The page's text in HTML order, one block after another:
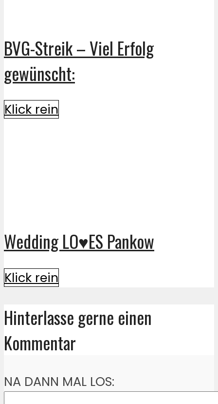
BVG-Streik – Viel Erfolg
gewünscht:
Klick rein
Wedding LO♥ES Pankow
Klick rein
Hinterlasse gerne einen
Kommentar
NA DANN MAL LOS: